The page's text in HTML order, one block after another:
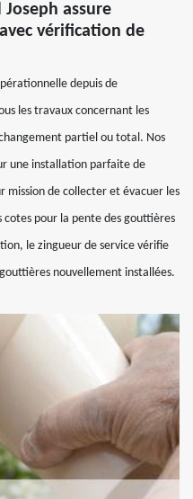
assure
vérification de
depuis de
les travaux concernant les
partiel ou total. Nos
une installation parfaite de
mission de collecter et évacuer les
cotes pour la pente des gouttières
le zingueur de service vérifie
nouvellement installées.